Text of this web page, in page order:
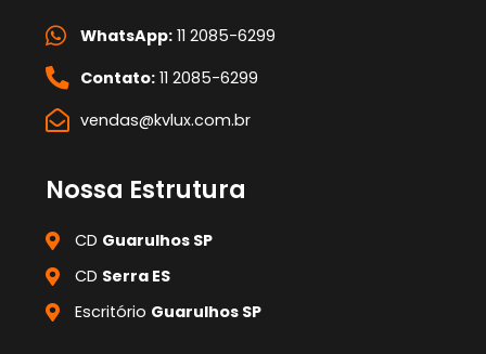
WhatsApp:11 2085-6299
Contato:11 2085-6299
vendas@kvlux.com.br
Nossa Estrutura
CD Guarulhos SP
CD Serra ES
Escritório Guarulhos SP